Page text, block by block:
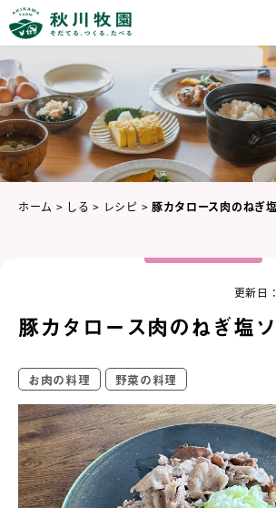
ホーム > しる > レシピ > 豚カタロース肉のねぎ
更新日
豚カタロース肉のねぎ塩
お肉の料理 野菜の料理